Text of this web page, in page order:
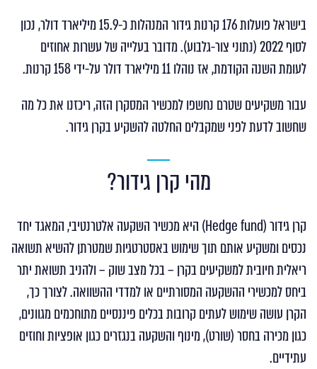
בישראל פועלות 176 קרנות גידור המנהלות כ-15.9 מיליארד דולר, נכון
לסוף 2022 (נתוני צור-גלבוע). מדובר בעלייה של עשרות אחוזים
לעומת השנה הקודמת, אז נוהלו 11 מיליארד דולר על-ידי 158 קרנות.
עבור משקיעים שטרם נחשפו למכשיר המסקרן הזה, ריכזנו את כל מה
שחשוב לדעת לפני שמקבלים החלטה להשקיע בקרן גידור.
מהי קרן גידור?
קרן גידור (Hedge fund) היא מכשיר השקעה אלטרנטיבי, המאגד יחד
נכסים ומשקיע אותם תוך שימוש באסטרטגיות שמטרתן להשיא תשואה
ריאלית חיובית למשקיעים בקרן – בכל מצב שוק – ולהניב תשואת יתר
ביחס למכשירי ההשקעה המסורתיים או למדדי ההשוואה. לצורך כך,
הקרן עושה שימוש לעתים קרובות בכלים פיננסיים מתוחכמים מגוונים,
כגון מכירה בחסר (שורט), מינוף והשקעה בנגזרים כגון אופציות וחוזים
עתידיים.